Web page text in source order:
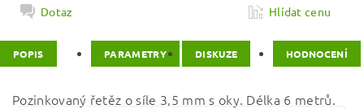
Dotaz Hlídat cenu
POPIS PARAMETRY DISKUZE HODNOCENÍ
Pozinkovaný řetěz o síle 3,5 mm s oky. Délka 6 metrů.